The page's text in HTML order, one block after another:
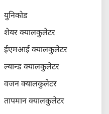
युनिकोड
शेयर क्यालकुलेटर
ईएमआई क्यालकुलेटर
ल्यान्ड क्यालकुलेटर
वजन क्यालकुलेटर
तापमान क्यालकुलेटर